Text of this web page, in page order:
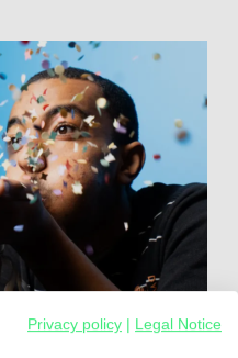
Privacy policy
Legal Notice